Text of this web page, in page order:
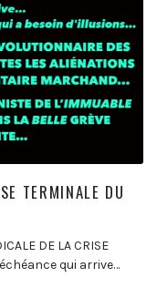
TERMINALE DU
DE LA CRISE
qui arrive…